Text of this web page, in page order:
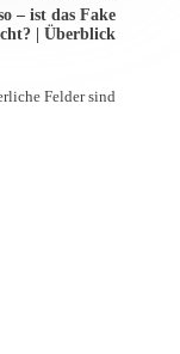
– ist das Fake
| Überblick
Felder sind